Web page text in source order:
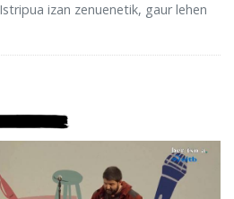
izan zenuenetik, gaur lehen